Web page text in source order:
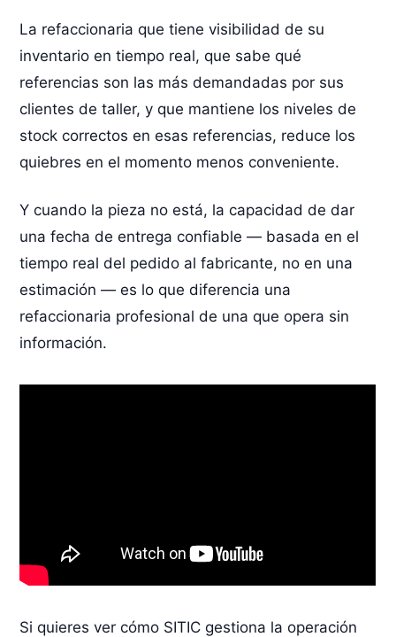
La refaccionaria que tiene visibilidad de su
inventario en tiempo real, que sabe qué
referencias son las más demandadas por sus
clientes de taller, y que mantiene los niveles de
stock correctos en esas referencias, reduce los
quiebres en el momento menos conveniente.
Y cuando la pieza no está, la capacidad de dar
una fecha de entrega confiable — basada en el
tiempo real del pedido al fabricante, no en una
estimación — es lo que diferencia una
refaccionaria profesional de una que opera sin
información.
Si quieres ver cómo SITIC gestiona la operación